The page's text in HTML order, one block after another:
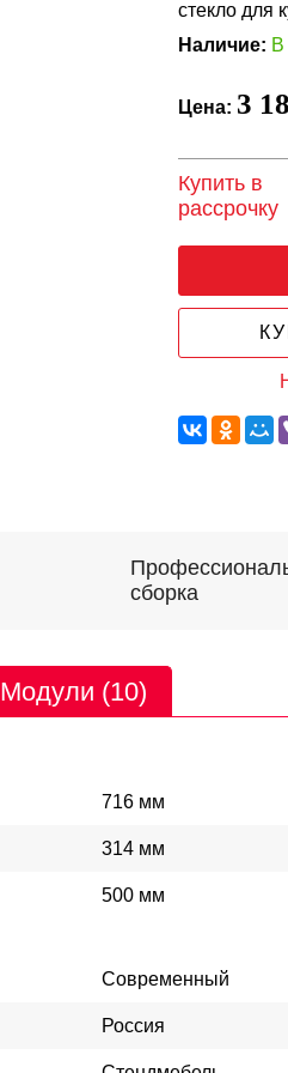
стекло для
Наличие: В
Цена: 3
Купить в
рассрочку
сборка
Модули (10)
716 мм
314 мм
500 мм
Современный
Россия